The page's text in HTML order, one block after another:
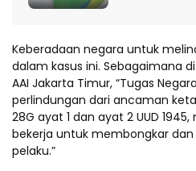
Keberadaan negara untuk
dalam kasus ini. Sebagaimana
AAI Jakarta Timur, “Tugas
perlindungan dari ancaman
28G ayat 1 dan ayat 2 UUD
bekerja untuk membongkar
pelaku.”